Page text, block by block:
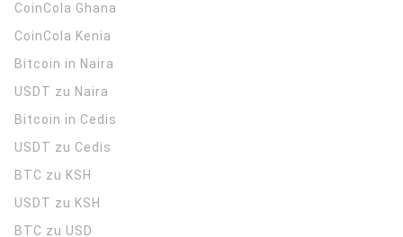
CoinCola Ghana
CoinCola Kenia
Bitcoin in Naira
USDT zu Naira
Bitcoin in Cedis
USDT zu Cedis
BTC zu KSH
USDT zu KSH
BTC zu USD